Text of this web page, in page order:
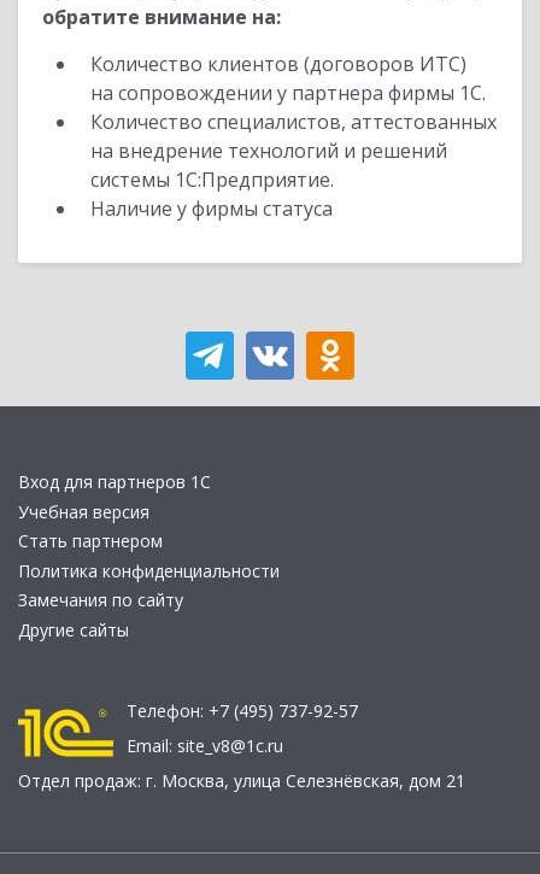
обратите внимание на:
Количество клиентов (договоров ИТС)
на сопровождении у партнера фирмы 1С.
Количество специалистов, аттестованных
на внедрение технологий и решений
системы 1С:Предприятие.
Наличие у фирмы статуса
Вход для партнеров 1С
Учебная версия
Стать партнером
Политика конфиденциальности
Замечания по сайту
Другие сайты
Телефон: +7 (495) 737-92-57
Email: site_v8@1c.ru
Отдел продаж: г. Москва, улица Селезнёвская, дом 21